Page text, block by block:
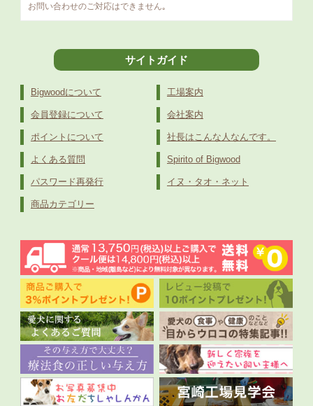
お問い合わせのご対応はできません｡
サイトガイド
Bigwoodについて
会員登録について
ポイントについて
よくある質問
パスワード再発行
商品カテゴリー
工場案内
会社案内
社長はこんな人なんです。
Spirito of Bigwood
イヌ・タオ・ネット